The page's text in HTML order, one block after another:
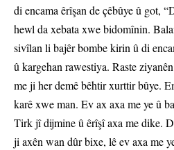
di encama êrîşan de çêbûye û got,
hewl da xebata xwe bidomînin.
sivîlan li bajêr bombe kirin û di
û kargehan rawestiya. Raste
me ji her demê bêhtir xurttir bûye.
karê xwe man. Ev ax axa me ye û
Tirk jî dijmine û êrîşî axa me dike.
ji axên wan dûr bixe, lê ev axa me